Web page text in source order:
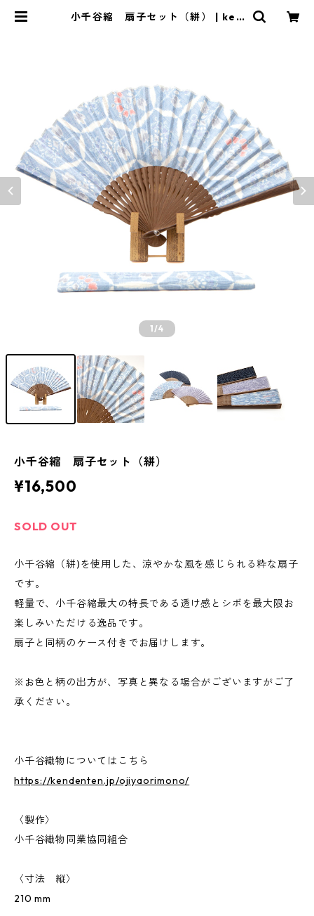
小千谷縮 扇子セット（絣） | ken
1/4
小千谷縮 扇子セット（絣）
¥16,500
SOLD OUT
小千谷縮（絣)を使用した、涼やかな風を感じられる粋な扇子
です。
軽量で、小千谷縮最大の特長である透け感とシボを最大限お
楽しみいただける逸品です。
扇子と同柄のケース付きでお届けします。
※お色と柄の出方が、写真と異なる場合がございますがご了
承ください。
小千谷織物についてはこちら
https://kendenten.jp/ojiyaorimono/
〈製作〉
小千谷織物同業協同組合
〈寸法 縦〉
210 mm